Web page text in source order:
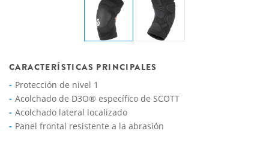
CARACTERÍSTICAS PRINCIPALES
Protección de nivel 1
Acolchado de D3O® específico de SCOTT
Acolchado lateral localizado
Panel frontal resistente a la abrasión